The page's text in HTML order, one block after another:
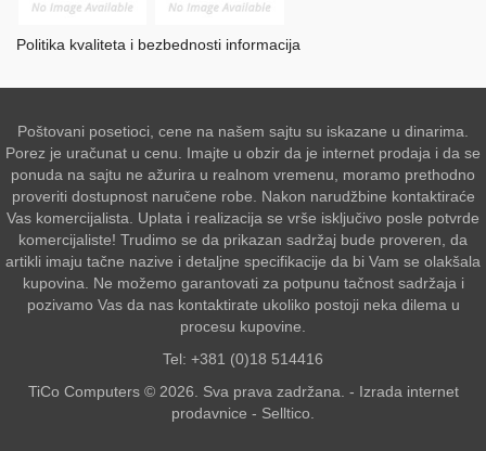
Politika kvaliteta i bezbednosti informacija
Poštovani posetioci, cene na našem sajtu su iskazane u dinarima.
Porez je uračunat u cenu. Imajte u obzir da je internet prodaja i da se
ponuda na sajtu ne ažurira u realnom vremenu, moramo prethodno
proveriti dostupnost naručene robe. Nakon narudžbine kontaktiraće
Vas komercijalista. Uplata i realizacija se vrše isključivo posle potvrde
komercijaliste! Trudimo se da prikazan sadržaj bude proveren, da
artikli imaju tačne nazive i detaljne specifikacije da bi Vam se olakšala
kupovina. Ne možemo garantovati za potpunu tačnost sadržaja i
pozivamo Vas da nas kontaktirate ukoliko postoji neka dilema u
procesu kupovine.
Tel: +381 (0)18 514416
TiCo Computers © 2026. Sva prava zadržana. - Izrada internet
prodavnice - Selltico.